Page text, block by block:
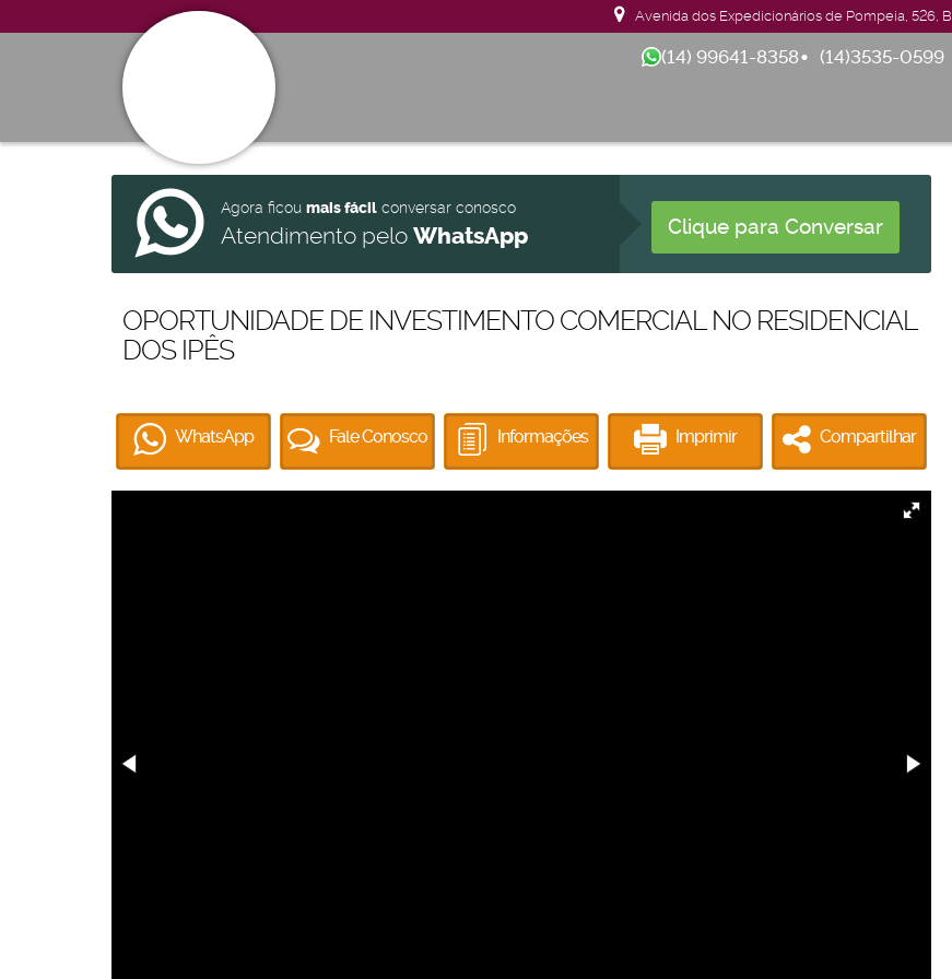
Avenida dos Expedicionários de Pompeia, 526, B
(14) 99641-8358 (14)3535-0599
Agora ficou mais fácil conversar conosco
Atendimento pelo WhatsApp Clique para Conversar
OPORTUNIDADE DE INVESTIMENTO COMERCIAL NO RESIDENCIAL
DOS IPÊS
WhatsApp Fale Conosco Informações Imprimir Compartilhar